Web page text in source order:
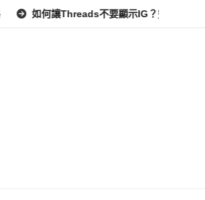
Threads不要顯示IG？完整教學：高效管理你